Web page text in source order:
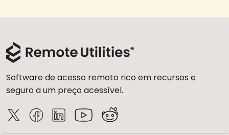
Software de acesso remoto rico em recursos e
seguro a um preço acessível.